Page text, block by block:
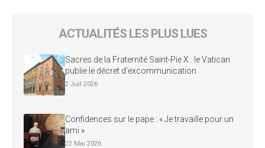
ACTUALITÉS LES PLUS LUES
Sacres de la Fraternité Saint-Pie X : le Vatican
publie le décret d’excommunication
2 Juil 2026
Confidences sur le pape : « Je travaille pour un
ami »
22 Mai 2026